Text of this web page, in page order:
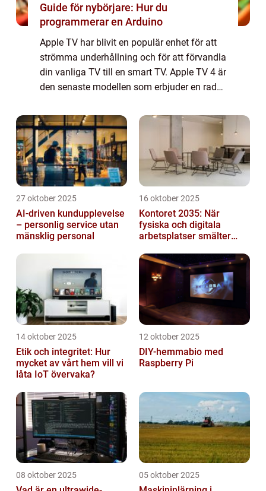
Guide för nybörjare: Hur du
programmerar en Arduino
Apple TV har blivit en populär enhet för att
strömma underhållning och för att förvandla
din vanliga TV till en smart TV. Apple TV 4 är
den senaste modellen som erbjuder en rad
med sina tidigare versioner. I d...
27 oktober 2025
AI-driven kundupplevelse
– personlig service utan
mänsklig personal
16 oktober 2025
Kontoret 2035: När
fysiska och digitala
arbetsplatser smälter
14 oktober 2025
Etik och integritet: Hur
mycket av vårt hem vill vi
låta IoT övervaka?
12 oktober 2025
DIY-hemmabio med
Raspberry Pi
08 oktober 2025 05 oktober 2025